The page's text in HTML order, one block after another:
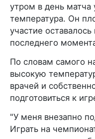
утром в день матча
температура. Он
участие
последнего
По словам самого
высокую
врачей и
подготовиться к
"У меня внезапно
Играть на